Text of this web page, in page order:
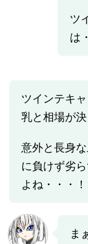
ツ
は
ツインテキ
乳と相場が決
意外と長身
に負けず劣
よね・・・！
ま